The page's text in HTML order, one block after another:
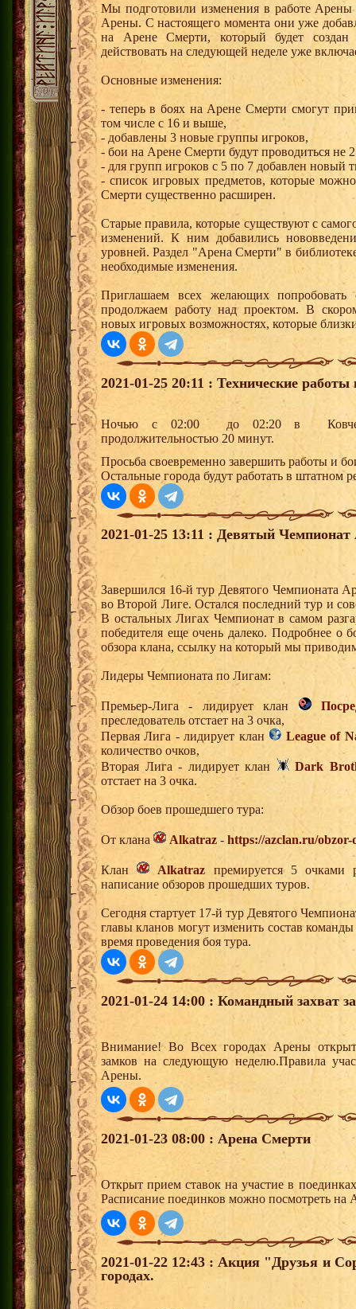
Мы подготовили изменения в работе
Арены. С настоящего момента они уже
на Арене Смерти, который будет
действовать на следующей неделе уже
Основные изменения:
- теперь в боях на Арене Смерти смогут
том числе с 16 и выше,
- добавлены 3 новые группы игроков,
- бои на Арене Смерти будут проводиться не 2
- для групп игроков с 5 по 7 добавлен новый
- список игровых предметов, которые
Смерти существенно расширен.
Старые правила, которые существуют с
изменений. К ним добавились
уровней. Раздел "Арена Смерти" в
необходимые изменения.
Приглашаем всех желающих
продолжаем работу над проектом. В
новых игровых возможностях, которые
2021-01-25 20:11 : Технические работы
Ночью с 02:00 до 02:20 в Ковчеге
продолжительностью 20 минут.
Просьба своевременно завершить работы и
Остальные города будут работать в штатном
2021-01-25 13:11 : Девятый
Завершился 16-й тур Девятого Чемпионата
во Второй Лиге. Остался последний тур и
В остальных Лигах Чемпионат в самом
победителя еще очень далеко. Подробнее о
обзора клана, ссылку на который мы
Лидеры Чемпионата по Лигам:
Премьер-Лига - лидирует клан
преследователь отстает на 3 очка,
Первая Лига - лидирует клан
League of
количество очков,
Вторая Лига - лидирует клан
Dark
отстает на 3 очка.
Обзор боев прошедшего тура:
От клана Alkatraz - https://azclan.ru/obzor-
Клан Alkatraz премируется 5 очками
написание обзоров прошедших туров.
Сегодня стартует 17-й тур Девятого
главы кланов могут изменить состав
время проведения боя тура.
2021-01-24 14:00 : Командный захват
Внимание! Во Всех городах Арены
замков на следующую неделю.Правила
Арены.
2021-01-23 08:00 : Арена Смерти
Открыт прием ставок на участие в
Расписание поединков можно посмотреть на
2021-01-22 12:43 : Акция "Друзья и
городах.